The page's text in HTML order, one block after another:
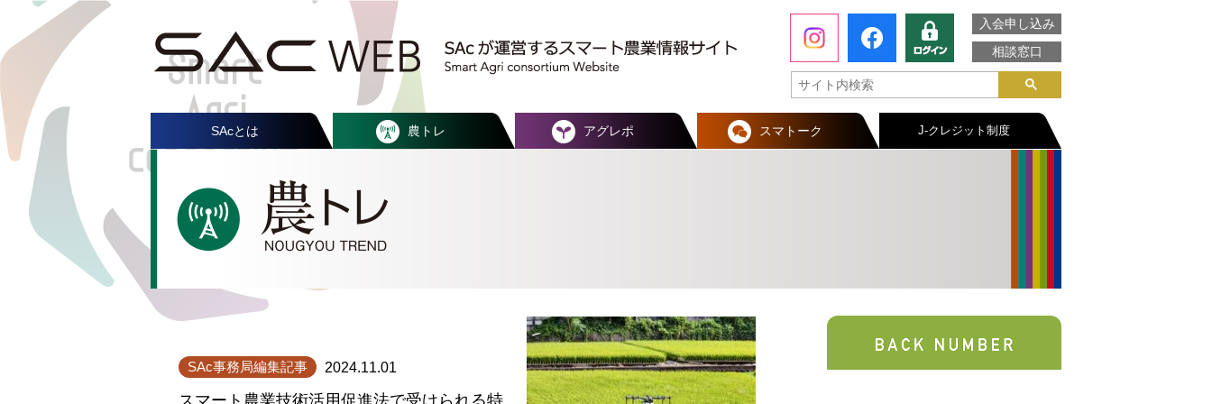
入会申し込み
相談窓口
SAcとは 農トレ アグレポ スマトーク J-クレジット制度
SAc事務局編集記事 2024.11.01
スマート農業技術活用促進法で受けられる特